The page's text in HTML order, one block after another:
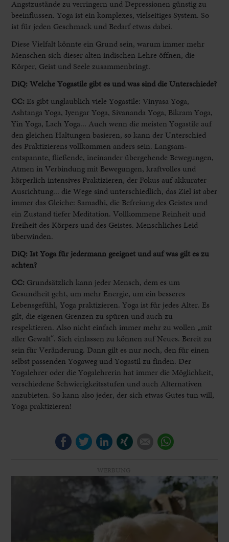
Angstzustände zu verringern und Depressionen günstig zu
beeinflussen. Yoga ist ein komplexes, vielseitiges System. So
ist für jeden Geschmack und Bedarf etwas dabei.
Diese Vielfalt könnte ein Grund sein, warum immer mehr
Menschen sich dieser alten indischen Lehre öffnen, die
Körper, Geist und Seele zusammenbringt.
DiQ: Welche Yogastile gibt es und was sind die Unterschiede?
CC: Es gibt unglaublich viele Yogastile: Vinyasa Yoga,
Ashtanga Yoga, Iyengar Yoga, Sivananda Yoga, Bikram Yoga,
Yin Yoga, Lach Yoga... Auch wenn die meisten Yogastile auf
den gleichen Haltungen basieren, so kann der Unterschied
des Praktizierens vollkommen anders sein. Langsam-
entspannte, fließende, ineinander übergehende Bewegungen,
Atmen in Verbindung mit Bewegungen, kraftvolles und
körperlich intensives Praktizieren, der Fokus auf akkurater
Ausrichtung... die Wege sind unterschiedlich, das Ziel ist aber
immer das Gleiche: Samadhi, die Befreiung des Geistes und
ein Zustand tiefer Meditation. Vollkommene Reinheit und
Freiheit des Körpers und des Geistes. Menschliches Leid
überwinden.
DiQ: Ist Yoga für jedermann geeignet und auf was gilt es zu
achten?
CC: Grundsätzlich kann jeder Mensch, dem es um
Gesundheit geht, um mehr Energie, um ein besseres
Lebensgefühl, Yoga praktizieren. Yoga ist für jedes Alter. Es
gilt, die eigenen Grenzen zu spüren und auch zu
respektieren. Also nicht einfach immer mehr zu wollen „mit
aller Gewalt“. Sich einlassen zu können auf Neues. Bereit zu
sein für Veränderung. Dann gilt es nur noch, den für einen
selbst passenden Yogaweg und Yogastil zu finden. Der
Yogalehrer oder die Yogalehrerin hat immer die Möglichkeit,
verschiedene Schwierigkeitsstufen und auch Alternativen
anzubieten. So kann also jeder, der sich etwas Gutes tun will,
Yoga praktizieren!
FacebookTwitterLinkedIn E-mail